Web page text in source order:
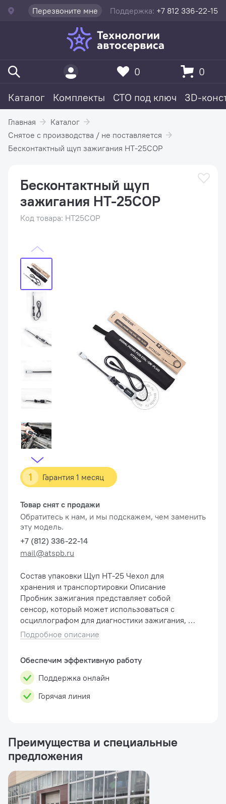
Перезвоните мне Поддержка: +7 812 336-22-15
Каталог Комплекты СТО под ключ 3D-
0 0
Главная
Каталог
Снятое с производства / не поставляется
Бесконтактный щуп зажигания HT-25COP
1 Гарантия 1 месяц
Бесконтактный щуп
зажигания HT-25COP
Код товара: HT25COP
Состав упаковки Щуп HT-25 Чехол для
хранения и транспортировки Описание
Пробник зажигания представляет собой
сенсор, который может использоваться с
осциллографом для диагностики зажигания, в
частности, прямого зажигания, бесконтактным
методом. Щуп HT-25COP позво�...
Подробное описание
Обеспечим эффективную работу
Поддержка онлайн
Горячая линия
Товар снят с продажи
Обратитесь к нам, и мы подскажем, чем заменить
эту модель.
+7 (812) 336-22-14
mail@atspb.ru
Преимущества и специальные
предложения